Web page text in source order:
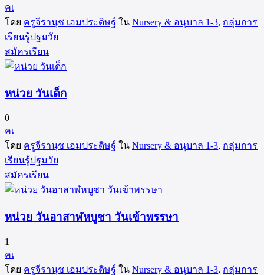
คเ
โดย ครูจีรานุช เอมประดิษฐ์ ใน Nursery & อนุบาล 1-3, กลุ่มการ
เรียนรู้ปฐมวัย
สมัครเรียน
หน่วย วันเด็ก
0
คเ
โดย ครูจีรานุช เอมประดิษฐ์ ใน Nursery & อนุบาล 1-3, กลุ่มการ
เรียนรู้ปฐมวัย
สมัครเรียน
หน่วย วันอาสาฬหบูชา วันเข้าพรรษา
1
คเ
โดย ครูจีรานุช เอมประดิษฐ์ ใน Nursery & อนุบาล 1-3, กลุ่มการ